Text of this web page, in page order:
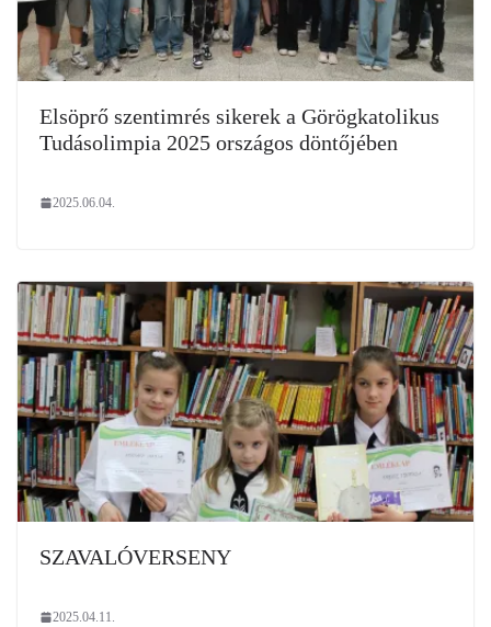
Elsöprő szentimrés sikerek a Görögkatolikus
Tudásolimpia 2025 országos döntőjében
2025.06.04.
SZAVALÓVERSENY
2025.04.11.